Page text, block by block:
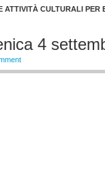
ATTIVITÀ CULTURALI PER
4